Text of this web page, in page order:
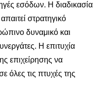
εσόδων. Η διαδικασία
στρατηγικό
δυναμικό και
Η επιτυχία
επιχείρησης να
όλες τις πτυχές της